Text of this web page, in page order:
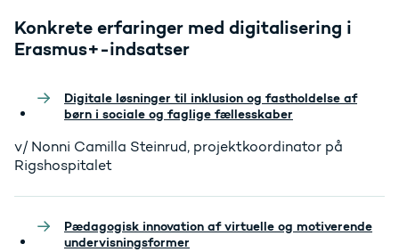
Konkrete erfaringer med digitalisering i
Erasmus+-indsatser
Digitale løsninger til inklusion og fastholdelse af
børn i sociale og faglige fællesskaber
v/ Nonni Camilla Steinrud, projektkoordinator på
Rigshospitalet
Pædagogisk innovation af virtuelle og motiverende
undervisningsformer